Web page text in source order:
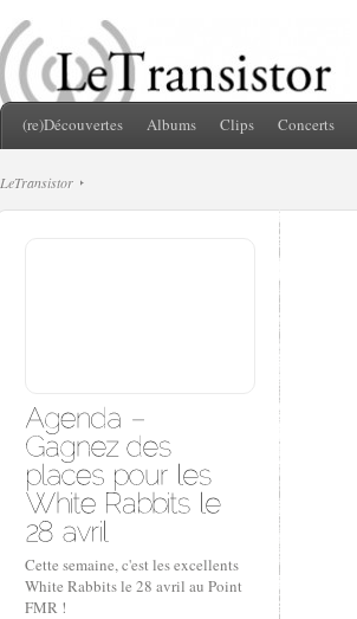
(re)Découvertes Albums Clips Concerts
LeTransistor
Cette semaine, c'est les excellents
White Rabbits le 28 avril au Point
FMR !